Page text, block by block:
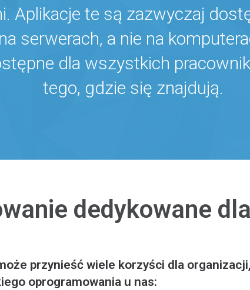
Aplikacje te są zazwyczaj
serwerach, a nie na
dla wszystkich
tego, gdzie się znajdują.
dedykowane
przynieść wiele korzyści dla
oprogramowania u nas: